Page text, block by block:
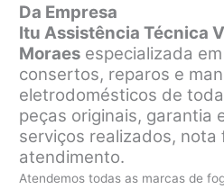
Da Empresa
Itu Assistência Técnica
Moraes especializada
consertos, reparos e
eletrodomésticos de
peças originais, garantia
serviços realizados, nota
atendimento.
Atendemos todas as marcas de